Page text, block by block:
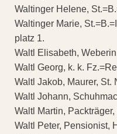
Waltinger Helene,
Waltinger Marie,
platz 1.
Waltl Elisabeth,
Waltl Georg, k. k.
Waltl Jakob, Maurer, St.
Waltl Johann,
Waltl Martin,
Waltl Peter, Pensionist,